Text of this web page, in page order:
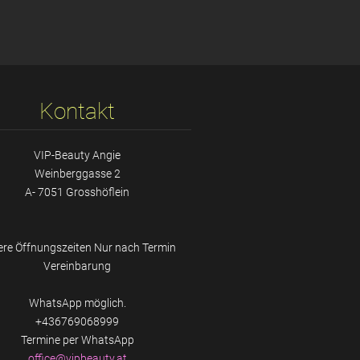
Kontakt
VIP-Beauty Angie
Weinberggasse 2
A- 7051 Grosshöflein
Öffnungszeiten Nur nach Termin
Vereinbarung
WhatsApp möglich.
+436769068999
Termine per WhatsApp